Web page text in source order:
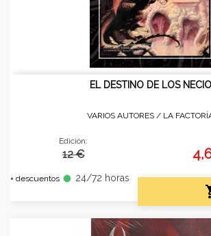
EL DESTINO DE LOS
VARIOS AUTORES / LA
Edición:
12 €
+ descuentos fiber_manual_record 24/72 horas